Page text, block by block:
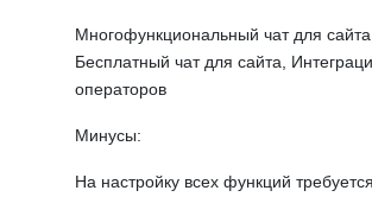
Многофункциональный чат для
Бесплатный чат для сайта,
операторов
Минусы:
На настройку всех функций